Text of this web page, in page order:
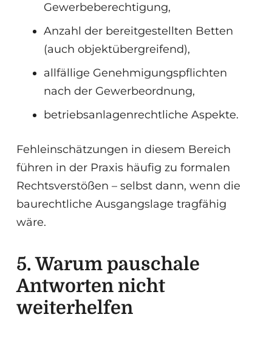
Gewerbeberechtigung,
Anzahl der bereitgestellten Betten
(auch objektübergreifend),
allfällige Genehmigungspflichten
nach der Gewerbeordnung,
betriebsanlagenrechtliche Aspekte.
Fehleinschätzungen in diesem Bereich
führen in der Praxis häufig zu formalen
Rechtsverstößen – selbst dann, wenn die
baurechtliche Ausgangslage tragfähig
wäre.
5. Warum pauschale
Antworten nicht
weiterhelfen